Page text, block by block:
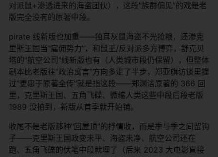
对派鼠+渗透进来的海盗团伙），这段"族群偏见"的戏是老
版完全没有的原著中段。
pirate 线新版也加重——独耳灰鼠海盗不光抢粮，还渗克
里斯王国当"雇佣势力"，和鼠王/反对派多方博弈，舒克贝
塔的"航空公司"线新版也有（人类城市段仍保留），但整体
剧本比老版往"政治寓言"方向多走了半步，郑亚旗访谈里提
过"更忠于原著全传"就是指这段——郑渊洁原著的 366 回
里，克里斯王国、五角飞碟、微缩人类这些中段后段老版
1989 没拍到，新版从首季就开始铺。
收尾不是老版那种"回屋顶"的抒情收，而是季与季之间留钩
子——克里斯王国政变未平、海盗未净、航空公司还在
跑、五角飞碟的伏笔中段就埋了（后来 2023 大电影直接